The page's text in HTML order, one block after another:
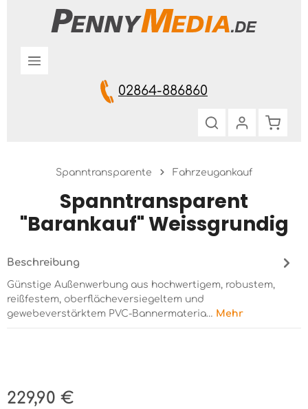
Zum Hauptinhalt springen
02864-886860
Spanntransparente Fahrzeugankauf
Spanntransparent
"Barankauf" Weissgrundig
Beschreibung
Günstige Außenwerbung aus hochwertigem, robustem,
reißfestem, oberflächeversiegeltem und
gewebeverstärktem PVC-Bannermateria… Mehr
Regulärer Preis:
229,90 €